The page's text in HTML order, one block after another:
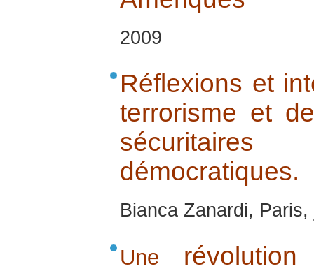
2009
Réflexions et
terrorisme et
démocratiques.
Bianca Zanardi,
Une